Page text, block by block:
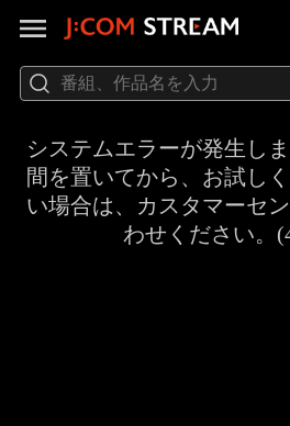
システムエラーが発生し
間を置いてから、お試し
い場合は、カスタマーセ
わせください。